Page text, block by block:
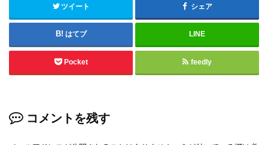
ツイート シェア
はてブ LINE
Pocket feedly
コメントを残す